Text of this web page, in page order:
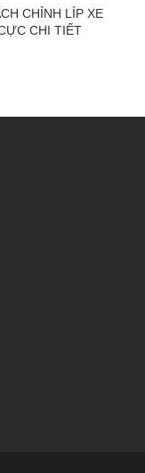
CHỈNH LÍP XE
CHI TIẾT